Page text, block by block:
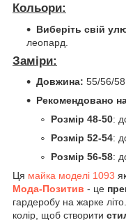
Кольори:
Виберіть свій
леопард.
Заміри:
Довжина: 55/56/
Рекомендовано
Розмір 48-50:
Розмір 52-54:
Розмір 56-58:
Ця майка моделі 1093
Мода-Позитив - це
гардеробу на жарке
колір, щоб створити